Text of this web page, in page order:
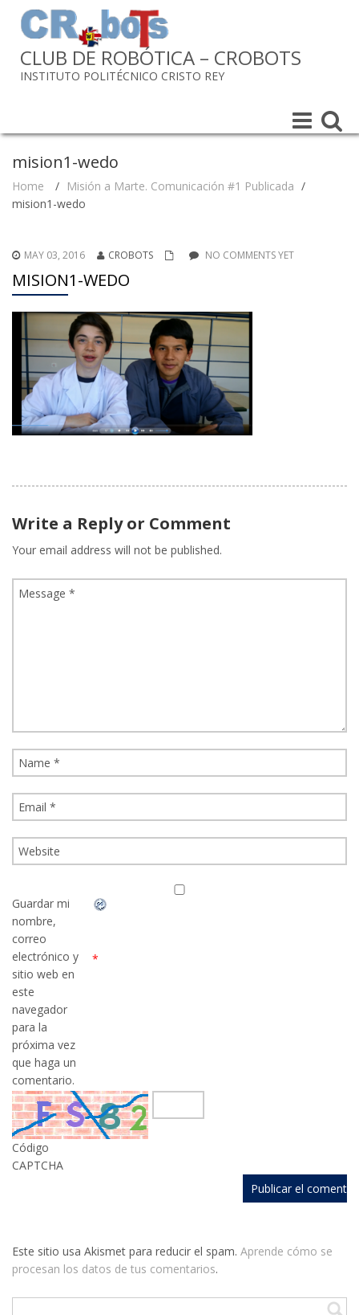
CLUB DE ROBÓTICA – CROBOTS
INSTITUTO POLITÉCNICO CRISTO REY
Toggle
Toggle
navigation
mision1-wedo
Home / Misión a Marte. Comunicación #1 Publicada /
mision1-wedo
MAY 03, 2016 CROBOTS NO COMMENTS YET
MISION1-WEDO
Write a Reply or Comment
Your email address will not be published.
Guardar mi
nombre,
correo
electrónico y
sitio web en
este
navegador
para la
próxima vez
que haga un
comentario.
Código
CAPTCHA
*
Este sitio usa Akismet para reducir el spam. Aprende cómo se
procesan los datos de tus comentarios.